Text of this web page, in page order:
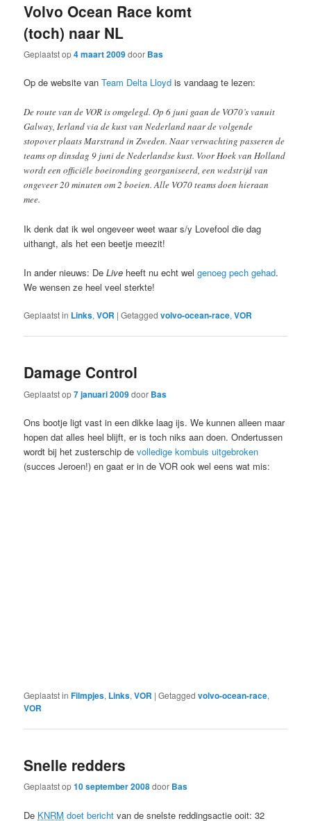
Volvo Ocean Race komt
(toch) naar NL
Geplaatst op4 maart 2009door Bas
Op de website vanTeam Delta Lloyd is vandaag te lezen:
De route van de VOR is omgelegd. Op 6 juni gaan de VO70’s vanuit
Galway, Ierland via de kust van Nederland naar de volgende
stopover plaats Marstrand in Zweden. Naar verwachting passeren de
teams op dinsdag 9 juni de Nederlandse kust. Voor Hoek van Holland
wordt een officiële boeironding georganiseerd, een wedstrijd van
ongeveer 20 minuten om 2 boeien. Alle VO70 teams doen hieraan
mee.
Ik denk dat ik wel ongeveer weet waar s/y Lovefool die dag
uithangt, als het een beetje meezit!
In ander nieuws: DeLive heeft nu echt welgenoeg pech gehad.
We wensen ze heel veel sterkte!
Geplaatst in Links,VOR |Getagged volvo-ocean-race,VOR
Damage Control
Geplaatst op7 januari 2009door Bas
Ons bootje ligt vast in een dikke laag ijs. We kunnen alleen maar
hopen dat alles heel blijft, er is toch niks aan doen. Ondertussen
wordt bij het zusterschip devolledige kombuis uitgebroken
(succes Jeroen!) en gaat er in de VOR ook wel eens wat mis:
Geplaatst in Filmpjes, Links,VOR |Getagged volvo-ocean-race,
VOR
Snelle redders
Geplaatst op10 september 2008door Bas
De KNRM doet bericht van de snelste reddingsactie ooit: 32